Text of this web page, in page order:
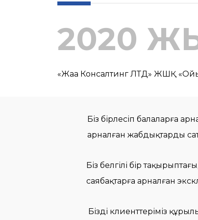
2020
«Жаңа Консалтинг ЛТД» ЖШҚ
Біз бірлесіп балаларға
арналған жабдықтарды
Біз белгілі бір
саябақтарға арналған
Біздің клиенттеріміз